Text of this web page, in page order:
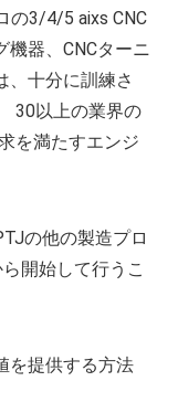
の3/4/5 aixs CNC
機器、CNCターニ
、十分に訓練さ
30以上の業界の
を満たすエンジ
の他の製造プロ
開始して行うこ
を提供する方法